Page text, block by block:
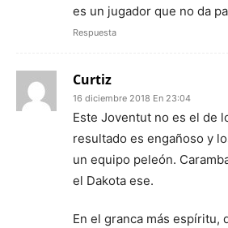
es un jugador que no da
Respuesta
Curtiz
16 diciembre 2018 En 23:04
Este Joventut no es el de
resultado es engañoso y
un equipo peleón.
el Dakota ese.
En el granca más espíritu,